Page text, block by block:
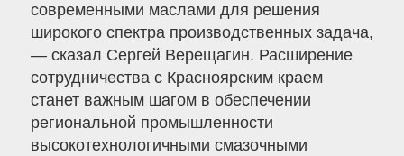
современными маслами для решения
широкого спектра производственных задача,
— сказал Сергей Верещагин. Расширение
сотрудничества с Красноярским краем
станет важным шагом в обеспечении
региональной промышленности
высокотехнологичными смазочными